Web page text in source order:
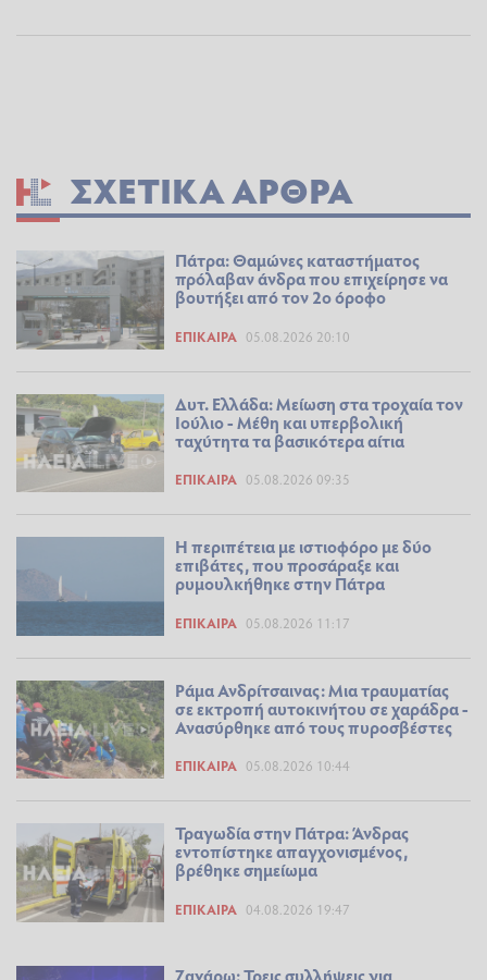
ΣΧΕΤΙΚΆ ΆΡΘΡΑ
Πάτρα: Θαμώνες καταστήματος
πρόλαβαν άνδρα που επιχείρησε να
βουτήξει από τον 2ο όροφο
ΕΠΊΚΑΙΡΑ 05.08.2026 20:10
Δυτ. Ελλάδα: Μείωση στα τροχαία τον
Ιούλιο - Μέθη και υπερβολική
ταχύτητα τα βασικότερα αίτια
ΕΠΊΚΑΙΡΑ 05.08.2026 09:35
Η περιπέτεια με ιστιοφόρο με δύο
επιβάτες, που προσάραξε και
ρυμουλκήθηκε στην Πάτρα
ΕΠΊΚΑΙΡΑ 05.08.2026 11:17
Ράμα Ανδρίτσαινας: Μια τραυματίας
σε εκτροπή αυτοκινήτου σε χαράδρα -
Ανασύρθηκε από τους πυροσβέστες
ΕΠΊΚΑΙΡΑ 05.08.2026 10:44
Τραγωδία στην Πάτρα: Άνδρας
εντοπίστηκε απαγχονισμένος,
βρέθηκε σημείωμα
ΕΠΊΚΑΙΡΑ 04.08.2026 19:47
Ζαχάρω: Τρεις συλλήψεις για